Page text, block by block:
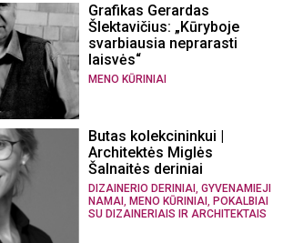
Grafikas Gerardas
Šlektavičius: „Kūryboje
svarbiausia neprarasti
laisvės“
MENO KŪRINIAI
Butas kolekcininkui |
Architektės Miglės
Šalnaitės deriniai
DIZAINERIO DERINIAI , GYVENAMIEJI
NAMAI , MENO KŪRINIAI , POKALBIAI
SU DIZAINERIAIS IR ARCHITEKTAIS